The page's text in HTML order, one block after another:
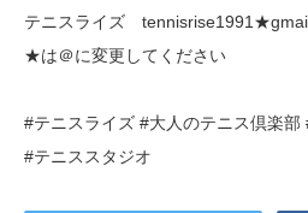
テニスライズ
★は＠に変更してください
#テニスライズ #大人のテニス倶楽
#テニススタジオ